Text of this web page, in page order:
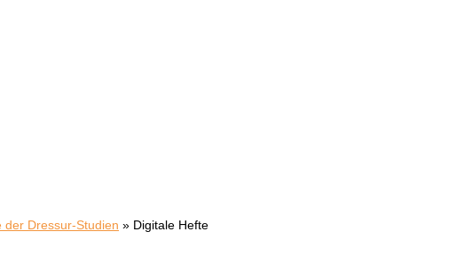
der Dressur-Studien » Digitale Hefte